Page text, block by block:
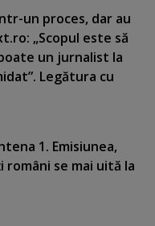
un proces, dar au
„Scopul este să
un jurnalist la
Legătura cu
1. Emisiunea,
se mai uită la